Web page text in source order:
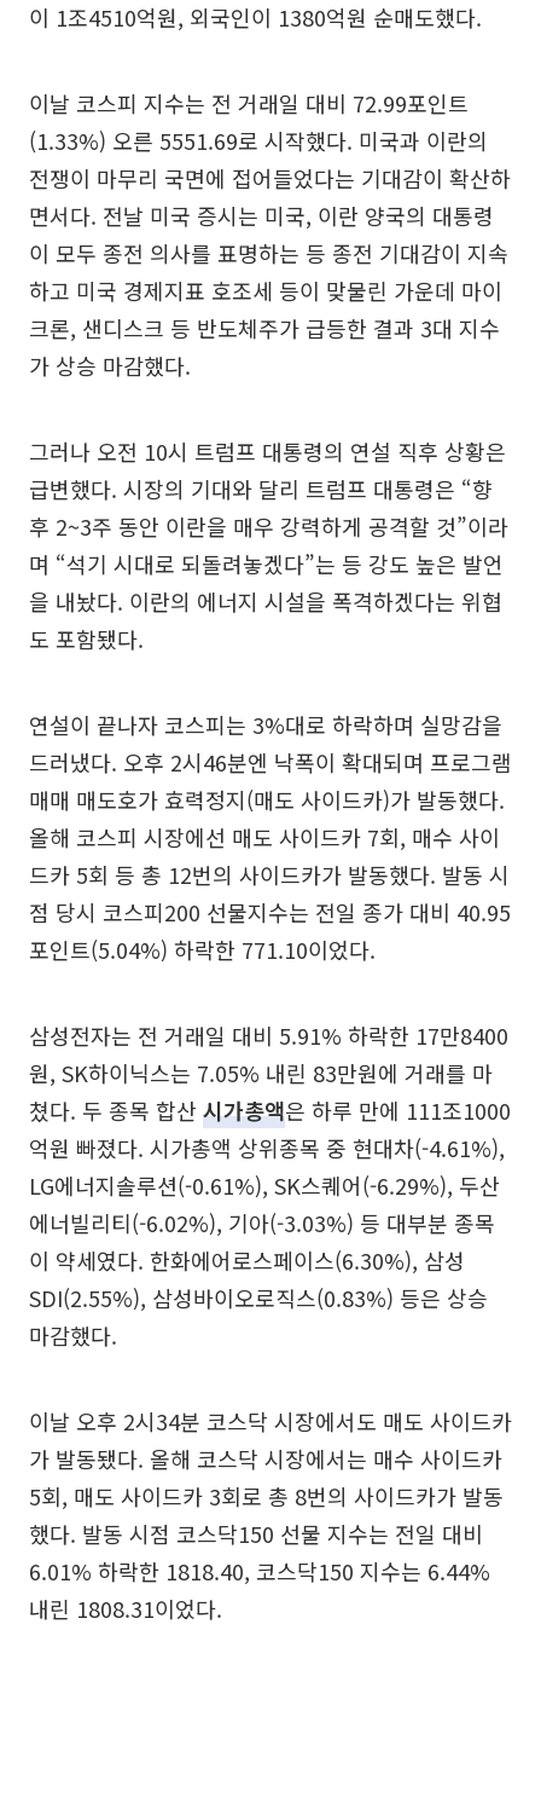
이 1조4510억원, 외국인이 1380억원 순매도했다.
이날 코스피 지수는 전 거래일 대비 72.99포인트
(1.33%) 오른 5551.69로 시작했다. 미국과 이란의
전쟁이 마무리 국면에 접어들었다는 기대감이 확산하
면서다. 전날 미국 증시는 미국, 이란 양국의 대통령
이 모두 종전 의사를 표명하는 등 종전 기대감이 지속
하고 미국 경제지표 호조세 등이 맞물린 가운데 마이
크론, 샌디스크 등 반도체주가 급등한 결과 3대 지수
가 상승 마감했다.
그러나 오전 10시 트럼프 대통령의 연설 직후 상황은
급변했다. 시장의 기대와 달리 트럼프 대통령은 “향
후 2~3주 동안 이란을 매우 강력하게 공격할 것”이라
며 “석기 시대로 되돌려놓겠다”는 등 강도 높은 발언
을 내놨다. 이란의 에너지 시설을 폭격하겠다는 위협
도 포함됐다.
연설이 끝나자 코스피는 3%대로 하락하며 실망감을
드러냈다. 오후 2시46분엔 낙폭이 확대되며 프로그램
매매 매도호가 효력정지(매도 사이드카)가 발동했다.
올해 코스피 시장에선 매도 사이드카 7회, 매수 사이
드카 5회 등 총 12번의 사이드카가 발동했다. 발동 시
점 당시 코스피200 선물지수는 전일 종가 대비 40.95
포인트(5.04%) 하락한 771.10이었다.
삼성전자는 전 거래일 대비 5.91% 하락한 17만8400
원, SK하이닉스는 7.05% 내린 83만원에 거래를 마
쳤다. 두 종목 합산 시가총액은 하루 만에 111조1000
억원 빠졌다. 시가총액 상위종목 중 현대차(-4.61%),
LG에너지솔루션(-0.61%), SK스퀘어(-6.29%), 두산
에너빌리티(-6.02%), 기아(-3.03%) 등 대부분 종목
이 약세였다. 한화에어로스페이스(6.30%), 삼성
SDI(2.55%), 삼성바이오로직스(0.83%) 등은 상승
마감했다.
이날 오후 2시34분 코스닥 시장에서도 매도 사이드카
가 발동됐다. 올해 코스닥 시장에서는 매수 사이드카
5회, 매도 사이드카 3회로 총 8번의 사이드카가 발동
했다. 발동 시점 코스닥150 선물 지수는 전일 대비
6.01% 하락한 1818.40, 코스닥150 지수는 6.44%
내린 1808.31이었다.